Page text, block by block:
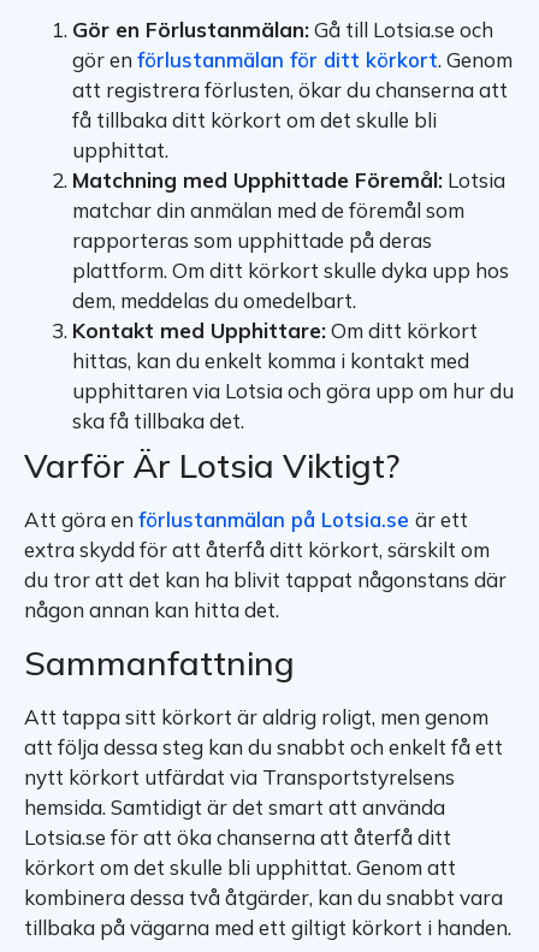
Gör en Förlustanmälan:Gå till Lotsia.se och
gör en förlustanmälan för ditt körkort. Genom
att registrera förlusten, ökar du chanserna att
få tillbaka ditt körkort om det skulle bli
upphittat.
Matchning med Upphittade Föremål: Lotsia
matchar din anmälan med de föremål som
rapporteras som upphittade på deras
plattform. Om ditt körkort skulle dyka upp hos
dem, meddelas du omedelbart.
Kontakt med Upphittare:Om ditt körkort
hittas, kan du enkelt komma i kontakt med
upphittaren via Lotsia och göra upp om hur du
ska få tillbaka det.
Varför Är Lotsia Viktigt?
Att göra en förlustanmälan på Lotsia.se är ett
extra skydd för att återfå ditt körkort, särskilt om
du tror att det kan ha blivit tappat någonstans där
någon annan kan hitta det.
Sammanfattning
Att tappa sitt körkort är aldrig roligt, men genom
att följa dessa steg kan du snabbt och enkelt få ett
nytt körkort utfärdat via Transportstyrelsens
hemsida. Samtidigt är det smart att använda
Lotsia.se för att öka chanserna att återfå ditt
körkort om det skulle bli upphittat. Genom att
kombinera dessa två åtgärder, kan du snabbt vara
tillbaka på vägarna med ett giltigt körkort i handen.